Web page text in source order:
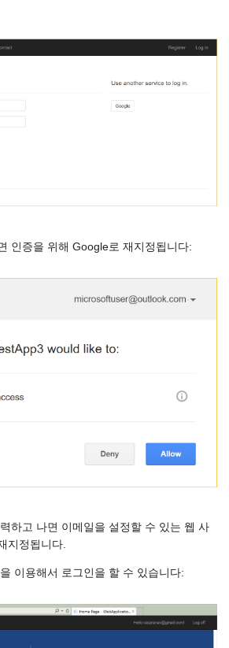
인증을 위해 Google로 재지정됩니다:
하고 나면 이메일을 설정할 수 있는 웹 사
지정됩니다.
이용해서 로그인을 할 수 있습니다: